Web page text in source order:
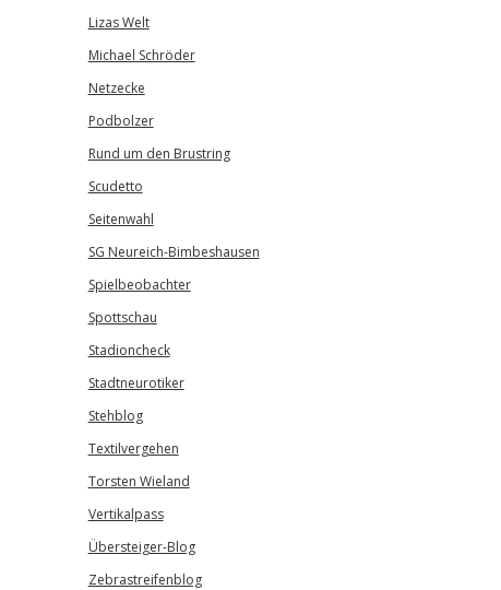
Lizas Welt
Michael Schröder
Netzecke
Podbolzer
Rund um den Brustring
Scudetto
Seitenwahl
SG Neureich-Bimbeshausen
Spielbeobachter
Spottschau
Stadioncheck
Stadtneurotiker
Stehblog
Textilvergehen
Torsten Wieland
Vertikalpass
Übersteiger-Blog
Zebrastreifenblog